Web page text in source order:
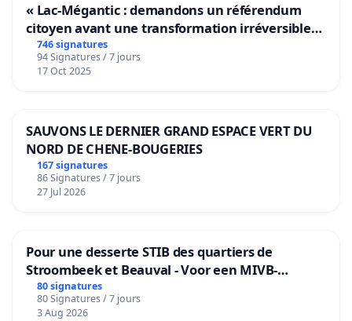
« Lac-Mégantic : demandons un référendum
citoyen avant une transformation irréversible
de notre territoire »
746 signatures
94 Signatures / 7 jours
17 Oct 2025
SAUVONS LE DERNIER GRAND ESPACE VERT DU
NORD DE CHENE-BOUGERIES
167 signatures
86 Signatures / 7 jours
27 Jul 2026
Pour une desserte STIB des quartiers de
Stroombeek et Beauval - Voor een MIVB-
bediening van de wijken Strombeek en Het
Voor
80 signatures
80 Signatures / 7 jours
3 Aug 2026